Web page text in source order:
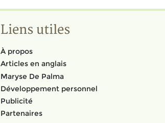
Liens utiles
À propos
Articles en anglais
Maryse De Palma
Développement personnel
Publicité
Partenaires